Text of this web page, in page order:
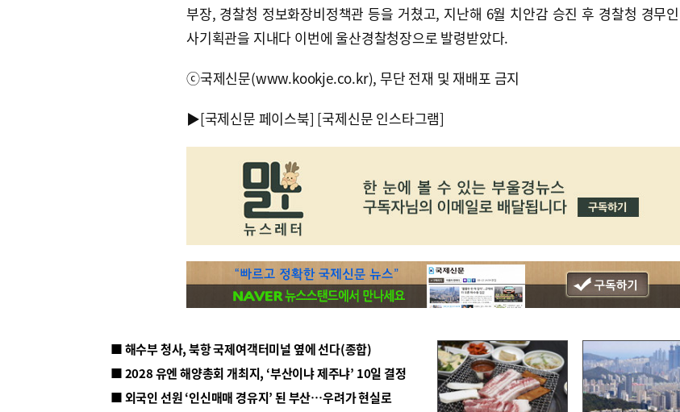
부장, 경찰청 정보화장비정책관 등을 거쳤고, 지난해 6월 치안감 승진 후 경찰청 경무인
사기획관을 지내다 이번에 울산경찰청장으로 발령받았다.
ⓒ국제신문(www.kookje.co.kr), 무단 전재 및 재배포 금지
▶[국제신문 페이스북] [국제신문 인스타그램]
■ 해수부 청사, 북항 국제여객터미널 옆에 선다(종합)
■ 2028 유엔 해양총회 개최지, ‘부산이냐 제주냐’ 10일 결정
■ 외국인 선원 ‘인신매매 경유지’ 된 부산…우려가 현실로